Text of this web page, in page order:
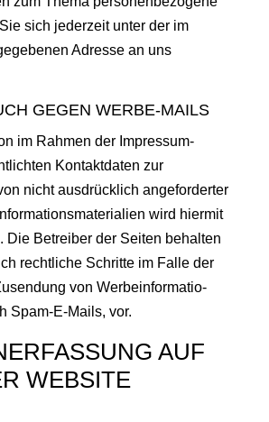
sich jed­erzeit unter der im
Adresse an uns
GEGEN WERBE-MAILS
im Rah­men der Impres­sum­
Kon­tak­t­dat­en zur
nicht aus­drück­lich ange­fordert­er
wird hier­mit
Die Betreiber der Seit­en behal­ten
rechtliche Schritte im Falle der
von Wer­be­in­for­ma­tio­
Spam-E-Mails, vor.
AUF
WEBSITE